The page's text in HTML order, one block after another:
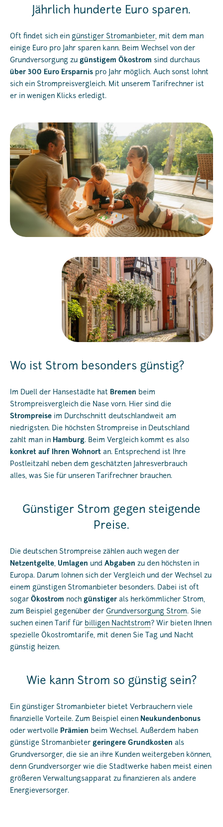
Jährlich hunderte Euro sparen.
Oft findet sich ein günstiger Stromanbieter, mit dem man
einige Euro pro Jahr sparen kann. Beim Wechsel von der
Grundversorgung zu günstigem Ökostrom sind durchaus
über 300 Euro Ersparnis pro Jahr möglich. Auch sonst lohnt
sich ein Strompreisvergleich. Mit unserem Tarifrechner ist
er in wenigen Klicks erledigt.
Wo ist Strom besonders günstig?
Im Duell der Hansestädte hat Bremen beim
Strompreisvergleich die Nase vorn. Hier sind die
Strompreise im Durchschnitt deutschlandweit am
niedrigsten. Die höchsten Strompreise in Deutschland
zahlt man in Hamburg. Beim Vergleich kommt es also
konkret auf Ihren Wohnort an. Entsprechend ist Ihre
Postleitzahl neben dem geschätzten Jahresverbrauch
alles, was Sie für unseren Tarifrechner brauchen.
Günstiger Strom gegen steigende
Preise.
Die deutschen Strompreise zählen auch wegen der
Netzentgelte, Umlagen und Abgaben zu den höchsten in
Europa. Darum lohnen sich der Vergleich und der Wechsel zu
einem günstigen Stromanbieter besonders. Dabei ist oft
sogar Ökostrom noch günstiger als herkömmlicher Strom,
zum Beispiel gegenüber der Grundversorgung Strom. Sie
suchen einen Tarif für billigen Nachtstrom? Wir bieten Ihnen
spezielle Ökostromtarife, mit denen Sie Tag und Nacht
günstig heizen.
Wie kann Strom so günstig sein?
Ein günstiger Stromanbieter bietet Verbrauchern viele
finanzielle Vorteile. Zum Beispiel einen Neukundenbonus
oder wertvolle Prämien beim Wechsel. Außerdem haben
günstige Stromanbieter geringere Grundkosten als
Grundversorger, die sie an ihre Kunden weitergeben können,
denn Grundversorger wie die Stadtwerke haben meist einen
größeren Verwaltungsapparat zu finanzieren als andere
Energieversorger.